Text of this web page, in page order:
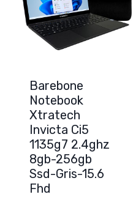
Barebone
Notebook
Xtratech
Invicta Ci5
1135g7 2.4ghz
8gb-256gb
Ssd-Gris-15.6
Fhd